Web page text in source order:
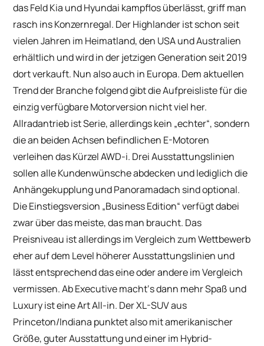
das Feld Kia und Hyundai kampflos überlässt, griff man
rasch ins Konzernregal. Der Highlander ist schon seit
vielen Jahren im Heimatland, den USA und Australien
erhältlich und wird in der jetzigen Generation seit 2019
dort verkauft. Nun also auch in Europa. Dem aktuellen
Trend der Branche folgend gibt die Aufpreisliste für die
einzig verfügbare Motorversion nicht viel her.
Allradantrieb ist Serie, allerdings kein „echter“, sondern
die an beiden Achsen befindlichen E-Motoren
verleihen das Kürzel AWD-i. Drei Ausstattungslinien
sollen alle Kundenwünsche abdecken und lediglich die
Anhängekupplung und Panoramadach sind optional.
Die Einstiegsversion „Business Edition“ verfügt dabei
zwar über das meiste, das man braucht. Das
Preisniveau ist allerdings im Vergleich zum Wettbewerb
eher auf dem Level höherer Ausstattungslinien und
lässt entsprechend das eine oder andere im Vergleich
vermissen. Ab Executive macht‘s dann mehr Spaß und
Luxury ist eine Art All-in. Der XL-SUV aus
Princeton/Indiana punktet also mit amerikanischer
Größe, guter Ausstattung und einer im Hybrid-